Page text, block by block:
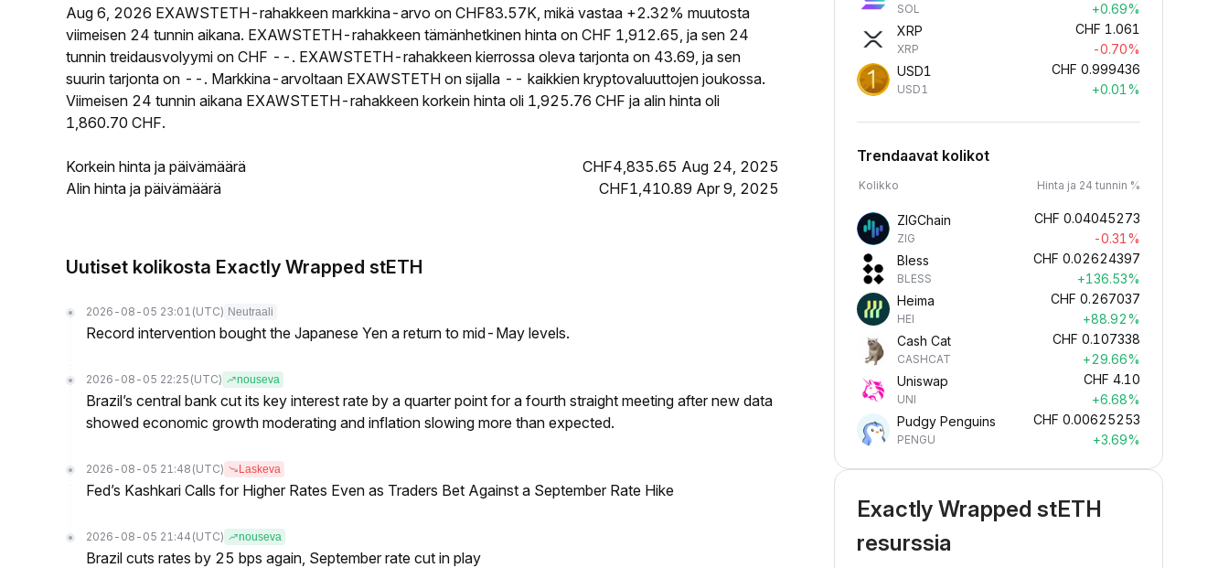
Aug 6, 2026 EXAWSTETH-rahakkeen markkina-arvo on CHF83.57K, mikä vastaa +2.32% muutosta
viimeisen 24 tunnin aikana. EXAWSTETH-rahakkeen tämänhetkinen hinta on CHF 1,912.65, ja sen 24
tunnin treidausvolyymi on CHF --. EXAWSTETH-rahakkeen kierrossa oleva tarjonta on 43.69, ja sen
suurin tarjonta on --. Markkina-arvoltaan EXAWSTETH on sijalla -- kaikkien kryptovaluuttojen joukossa.
Viimeisen 24 tunnin aikana EXAWSTETH-rahakkeen korkein hinta oli 1,925.76 CHF ja alin hinta oli
1,860.70 CHF.
Korkein hinta ja päivämäärä
CHF4,835.65 Aug 24, 2025
Alin hinta ja päivämäärä
CHF1,410.89 Apr 9, 2025
Uutiset kolikosta Exactly Wrapped stETH
2026-08-05 23:01 (UTC) Neutraali
Record intervention bought the Japanese Yen a return to mid-May levels.
2026-08-05 22:25 (UTC) nouseva
Brazil’s central bank cut its key interest rate by a quarter point for a fourth straight meeting after new data
showed economic growth moderating and inflation slowing more than expected.
2026-08-05 21:48 (UTC) Laskeva
Fed’s Kashkari Calls for Higher Rates Even as Traders Bet Against a September Rate Hike
2026-08-05 21:44 (UTC) nouseva
Brazil cuts rates by 25 bps again, September rate cut in play
SOL
+0.69%
XRP
XRP
CHF 1.061
-0.70%
USD1
USD1
CHF 0.999436
+0.01%
Trendaavat kolikot
Kolikko Hinta ja 24 tunnin %
ZIGChain
ZIG
CHF 0.04045273
-0.31%
Bless
BLESS
CHF 0.02624397
+136.53%
Heima
HEI
CHF 0.267037
+88.92%
Cash Cat
CASHCAT
CHF 0.107338
+29.66%
Uniswap
UNI
CHF 4.10
+6.68%
Pudgy Penguins
PENGU
CHF 0.00625253
+3.69%
Exactly Wrapped stETH
resurssia